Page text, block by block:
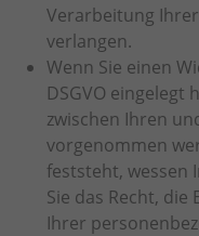
Verarbeitung
verlangen.
Wenn Sie einen
DSGVO eingelegt
zwischen Ihren
vorgenommen
feststeht, wessen
Sie das Recht,
Ihrer